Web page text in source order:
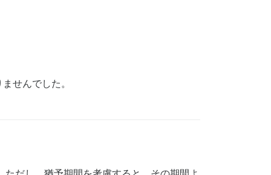
せんでした。